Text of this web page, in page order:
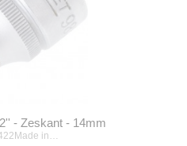
- Zeskant - 14mm
in…